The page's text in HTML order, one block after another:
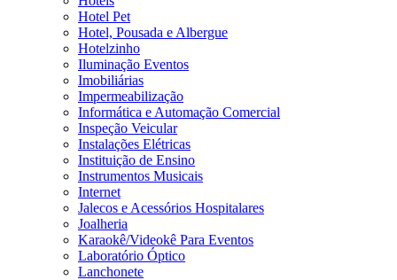
Hotel Pet
Hotel, Pousada e Albergue
Hotelzinho
Iluminação Eventos
Imobiliárias
Impermeabilização
Informática e Automação Comercial
Inspeção Veicular
Instalações Elétricas
Instituição de Ensino
Instrumentos Musicais
Internet
Jalecos e Acessórios Hospitalares
Joalheria
Karaokê/Videokê Para Eventos
Laboratório Óptico
Lanchonete